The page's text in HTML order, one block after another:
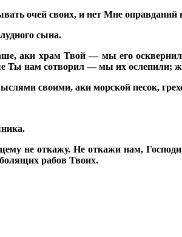
очей своих, и нет Мне оправданий
сына.
аки храм Твой — мы его
Ты нам сотворил — мы их
своими, аки морской песок,
не откажу. Не откажи нам,
рабов Твоих.